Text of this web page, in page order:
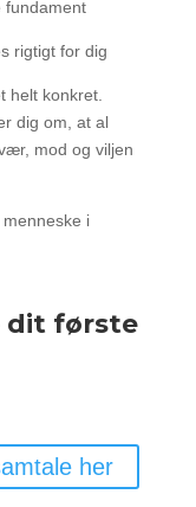
fundament
rigtigt for dig
helt konkret.
dig om, at al
mod og viljen
i
dit første
her